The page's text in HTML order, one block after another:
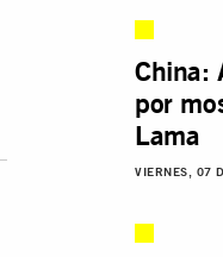
China:
por
Lama
VIERNES, 07